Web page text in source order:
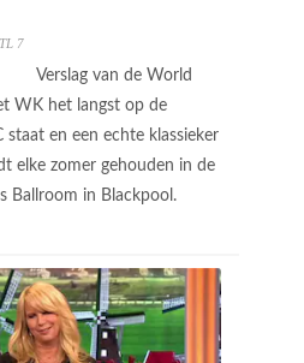
7
Verslag van de World
WK het langst op de
staat en een echte klassieker
elke zomer gehouden in de
Ballroom in Blackpool.